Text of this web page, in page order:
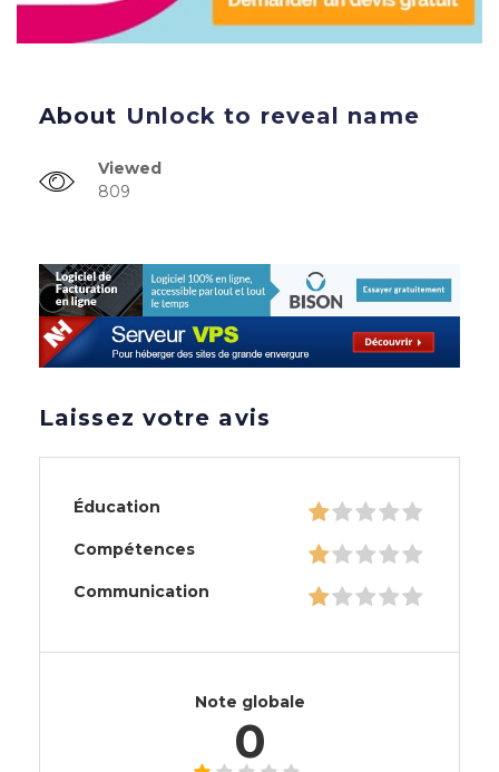
About Unlock to reveal name
Viewed
809
Laissez votre avis
Éducation
Compétences
Communication
Note globale
0